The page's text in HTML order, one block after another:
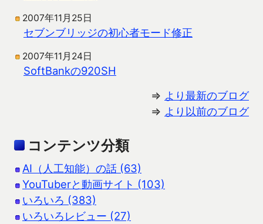
2007年11月25日
セブンブリッジの初心者モード修正
2007年11月24日
SoftBankの920SH
⇒ より最新のブログ
⇒ より以前のブログ
コンテンツ分類
AI（人工知能）の話 (63)
YouTuberと動画サイト (103)
いろいろ (383)
いろいろレビュー (27)